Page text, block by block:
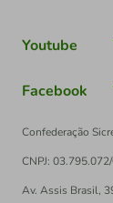
Youtube
Facebook
Confederação
CNPJ:
Av. Assis Brasil,